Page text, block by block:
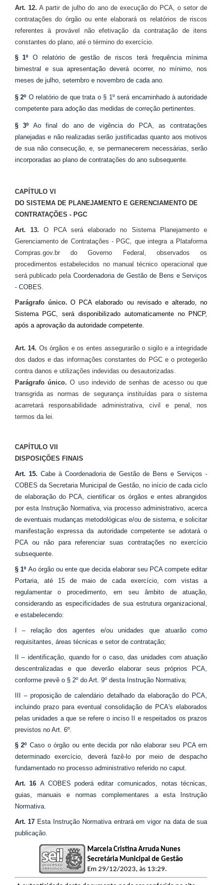
Art. 12. A partir de julho do ano de execução do PCA, o setor de
contratações do órgão ou ente elaborará os relatórios de riscos
referentes à provável não efetivação da contratação de itens
constantes do plano, até o término do exercício.
§ 1º O relatório de gestão de riscos terá frequência mínima
bimestral e sua apresentação deverá ocorrer, no mínimo, nos
meses de julho, setembro e novembro de cada ano.
§ 2º O relatório de que trata o § 1º será encaminhado à autoridade
competente para adoção das medidas de correção pertinentes.
§ 3º Ao final do ano de vigência do PCA, as contratações
planejadas e não realizadas serão justificadas quanto aos motivos
de sua não consecução, e, se permanecerem necessárias, serão
incorporadas ao plano de contratações do ano subsequente.
CAPÍTULO VI
DO SISTEMA DE PLANEJAMENTO E GERENCIAMENTO DE
CONTRATAÇÕES - PGC
Art. 13. O PCA será elaborado no Sistema Planejamento e
Gerenciamento de Contratações - PGC, que integra a Plataforma
Compras.gov.br do Governo Federal, observados os
procedimentos estabelecidos no manual técnico operacional que
será publicado pelaCoordenadoria de Gestão de Bens e Serviços
- COBES
Parágrafo único. O PCA elaborado ou revisado e alterado, no
Sistema PGC, será disponibilizado automaticamente no PNCP,
após a aprovação da autoridade competente.
Art. 14. Os órgãos e os entes assegurarão o sigilo e a integridade
dos dados e das informações constantes do PGC e o protegerão
contra danos e utilizações indevidas ou desautorizadas.
Parágrafo único. O uso indevido de senhas de acesso ou que
transgrida as normas de segurança instituídas para o sistema
acarretará responsabilidade administrativa, civil e penal, nos
termos da lei.
CAPÍTULO VII
DISPOSIÇÕES FINAIS
Art. 15. Cabe à Coordenadoria de Gestão de Bens e Serviços -
COBES da Secretaria Municipal de Gestão, no início de cada ciclo
de elaboração do PCA, cientificar os órgãos e entes abrangidos
por esta Instrução Normativa, via processo administrativo, acerca
de eventuais mudanças metodológicas e/ou de sistema, e solicitar
manifestação expressa da autoridade competente se adotará o
PCA ou não para referenciar suas contratações no exercício
subsequente.
§ 1ºAo órgão ou ente que decida elaborar seu PCA compete editar
Portaria, até 15 de maio de cada exercício, com vistas a
regulamentar o procedimento, em seu âmbito de atuação,
considerando as especificidades de sua estrutura organizacional,
e estabelecendo:
I – relação dos agentes e/ou unidades que atuarão como
requisitantes, áreas técnicas e setor de contratação;
II – identificação, quando for o caso, das unidades com atuação
descentralizadas e que deverão elaborar seus próprios PCA,
conforme prevê o § 2º do Art. 9º desta Instrução Normativa;
III – proposição de calendário detalhado da elaboração do PCA,
incluindo prazo para eventual consolidação de PCA's elaborados
pelas unidades a que se refere o inciso II e respeitados os prazos
previstos no Art. 6º.
§ 2º Caso o órgão ou ente decida por não elaborar seu PCA em
determinado exercício, deverá fazê-lo por meio de despacho
fundamentado no processo administrativo referido no caput.
Art. 16A COBES poderá editar comunicados, notas técnicas,
guias, manuais e normas complementares a esta Instrução
Normativa.
Art. 17 Esta Instrução Normativa entrará em vigor na data de sua
publicação.
Marcela Cristina Arruda Nunes
Secretária Municipal de Gestão
Em 29/12/2023, às 13:29.